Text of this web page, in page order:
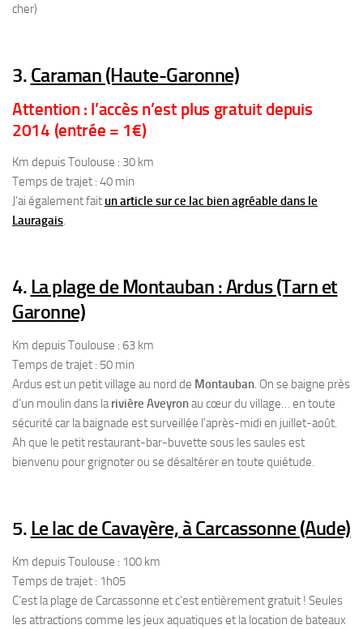
cher)
3. Caraman (Haute-Garonne)
Attention : l’accès n’est plus gratuit depuis
2014 (entrée = 1€)
Km depuis Toulouse : 30 km
Temps de trajet : 40 min
J’ai également fait un article sur ce lac bien agréable dans le
Lauragais.
4. La plage de Montauban : Ardus (Tarn et
Garonne)
Km depuis Toulouse : 63 km
Temps de trajet : 50 min
Ardus est un petit village au nord de Montauban. On se baigne près
d’un moulin dans larivière Aveyronau cœur du village… en toute
sécurité car la baignade est surveillée l’après-midi en juillet-août.
Ah que le petit restaurant-bar-buvette sous les saules est
bienvenu pour grignoter ou se désaltérer en toute quiétude.
5. Le lac de Cavayère, à Carcassonne (Aude)
Km depuis Toulouse : 100 km
Temps de trajet : 1h05
C’est la plage de Carcassonne et c’est entièrement gratuit ! Seules
les attractions comme les jeux aquatiques et la location de bateaux